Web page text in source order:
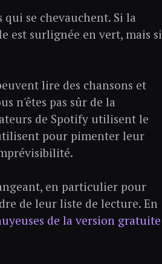
se chevauchent. Si la
est surlignée en vert, mais si
lire des chansons et
n'êtes pas sûr de la
de Spotify utilisent le
pour pimenter leur
en particulier pour
de leur liste de lecture. En
de la version gratuite